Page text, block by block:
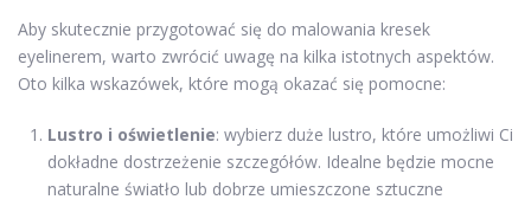
Aby skutecznie przygotować się do malowania kresek
eyelinerem, warto zwrócić uwagę na kilka istotnych aspektów.
Oto kilka wskazówek, które mogą okazać się pomocne:
Lustro i oświetlenie: wybierz duże lustro, które umożliwi Ci
dokładne dostrzeżenie szczegółów. Idealne będzie mocne
naturalne światło lub dobrze umieszczone sztuczne